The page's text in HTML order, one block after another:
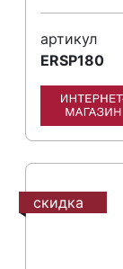
артикул
ERSP180
скидка